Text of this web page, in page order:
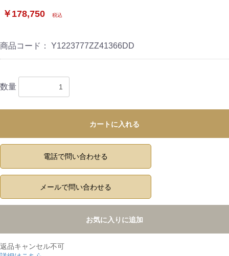
￥178,750 税込
商品コード： Y1223777ZZ41366DD
数量
カートに入れる
電話で問い合わせる
メールで問い合わせる
お気に入りに追加
返品キャンセル不可